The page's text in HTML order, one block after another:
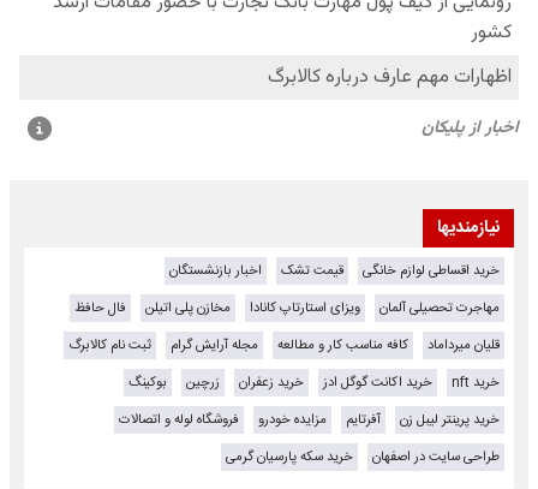
نیازمندیها
خرید اقساطی لوازم خانگی قیمت تشک
اخبار بازنشستگان
مهاجرت تحصیلی آلمان
ویزای استارتاپ کانادا مخازن پلی اتیلن
فال حافظ
قلیان میرداماد
کافه مناسب کار و مطالعه مجله آرایش گرام
ثبت نام کالابرگ
خرید nft
خرید اکانت گوگل ادز خرید زعفران زرچین
بوکینگ
خرید پرینتر لیبل زن
آفرتایم مزایده خودرو
فروشگاه لوله و اتصالات
طراحی سایت در اصفهان
خرید سکه پارسیان گرمی